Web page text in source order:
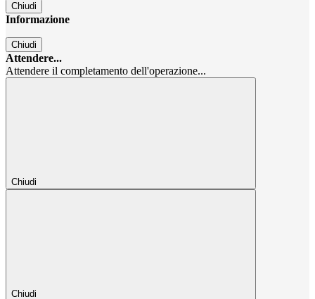
Chiudi
Informazione
Chiudi
Attendere...
Attendere il completamento dell'operazione...
Chiudi
Chiudi